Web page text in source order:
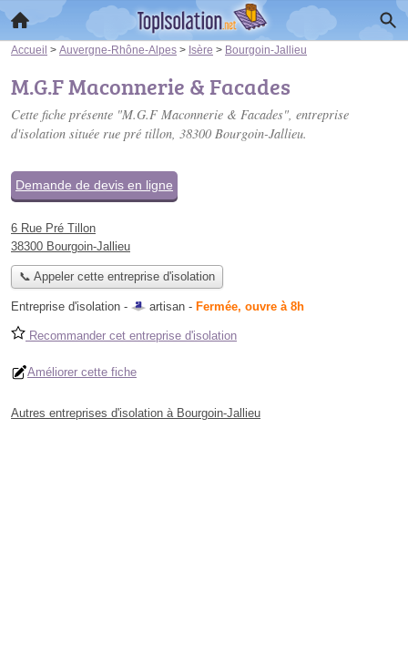
Accueil > Auvergne-Rhône-Alpes > Isère > Bourgoin-Jallieu
M.G.F Maconnerie & Facades
Cette fiche présente "M.G.F Maconnerie & Facades", entreprise
d'isolation située rue pré tillon, 38300 Bourgoin-Jallieu.
Demande de devis en ligne
6 Rue Pré Tillon
38300 Bourgoin-Jallieu
📞 Appeler cette entreprise d'isolation
Entreprise d'isolation - artisan - Fermée, ouvre à 8h
Recommander cet entreprise d'isolation
Améliorer cette fiche
Autres entreprises d'isolation à Bourgoin-Jallieu